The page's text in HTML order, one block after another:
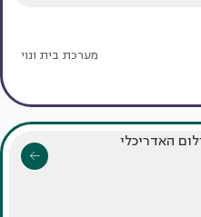
מערכת בית ונוי